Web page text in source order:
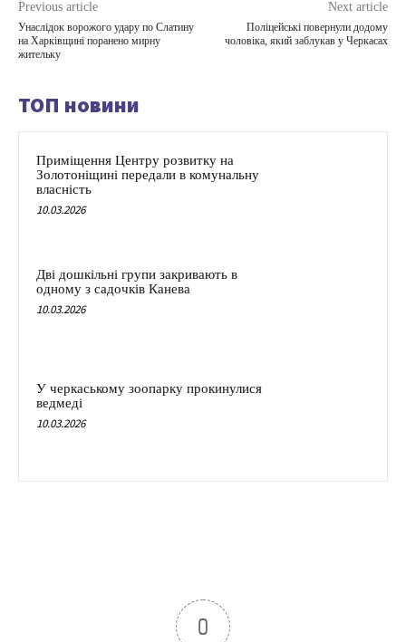
Previous article
Унаслідок ворожого удару по Слатину
на Харківщині поранено мирну
жительку
Next article
Поліцейські повернули додому
чоловіка, який заблукав у Черкасах
ТОП новини
Приміщення Центру розвитку на
Золотоніщині передали в комунальну
власність
10.03.2026
Дві дошкільні групи закривають в
одному з садочків Канева
10.03.2026
У черкаському зоопарку прокинулися
ведмеді
10.03.2026
0